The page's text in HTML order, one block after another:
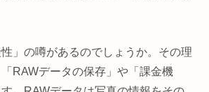
」の噂があるのでしょうか。その理
RAWデータの保存」や「課金機